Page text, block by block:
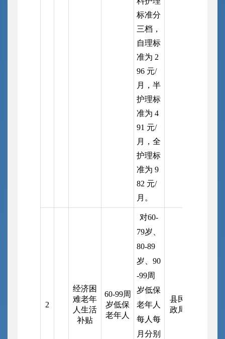
标准分
三档，
自理标
准为 2
96 元/
月，半
护理标
准为 4
91 元/
月，全
护理标
准为 9
82 元/
月。
2
经济困
难老年
人生活
补贴
60-99周
岁低保
老年人
对60-
79岁、
80-89
岁、90
-99周
岁低保
老年人
每人每
月分别
县民
政局